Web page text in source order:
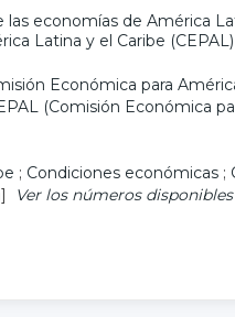
las economías de América
Latina y el Caribe (CEPAL)
Económica para
(Comisión Económica
; Condiciones económicas ;
Ver los números disponibles